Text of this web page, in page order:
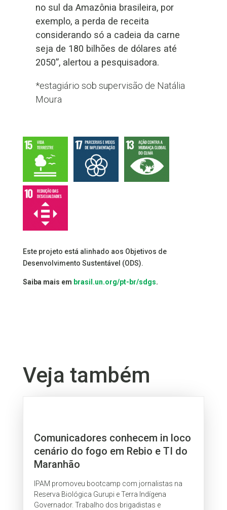
no sul da Amazônia brasileira, por
exemplo, a perda de receita
considerando só a cadeia da carne
seja de 180 bilhões de dólares até
2050”, alertou a pesquisadora.
*estagiário sob supervisão de Natália
Moura
Este projeto está alinhado aos Objetivos de
Desenvolvimento Sustentável (ODS).
Saiba mais em brasil.un.org/pt-br/sdgs.
Veja também
Comunicadores conhecem in loco
cenário do fogo em Rebio e TI do
Maranhão
IPAM promoveu bootcamp com jornalistas na
Reserva Biológica Gurupi e Terra Indígena
Governador. Trabalho dos brigadistas e